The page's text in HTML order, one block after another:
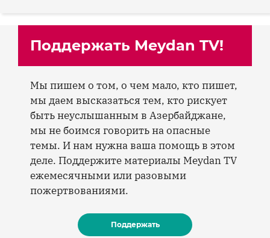
Поддержать Meydan TV!
Мы пишем о том, о чем мало, кто пишет,
мы даем высказаться тем, кто рискует
быть неуслышанным в Азербайджане,
мы не боимся говорить на опасные
темы. И нам нужна ваша помощь в этом
деле. Поддержите материалы Meydan TV
ежемесячными или разовыми
пожертвованиями.
Поддержать